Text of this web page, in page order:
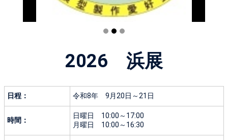
2026 浜展
日程： 令和8年 9月20日～21日
時間：
日曜日 10:00～17:00
月曜日 10:00～16:30